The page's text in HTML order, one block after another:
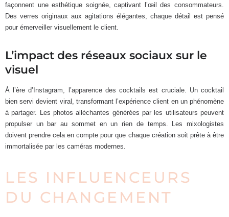
façonnent une esthétique soignée, captivant l’œil des consommateurs.
Des verres originaux aux agitations élégantes, chaque détail est pensé
pour émerveiller visuellement le client.
L’impact des réseaux sociaux sur le
visuel
À l’ère d’Instagram, l’apparence des cocktails est cruciale. Un cocktail
bien servi devient viral, transformant l’expérience client en un phénomène
à partager. Les photos alléchantes générées par les utilisateurs peuvent
propulser un bar au sommet en un rien de temps. Les mixologistes
doivent prendre cela en compte pour que chaque création soit prête à être
immortalisée par les caméras modernes.
LES INFLUENCEURS
DU CHANGEMENT